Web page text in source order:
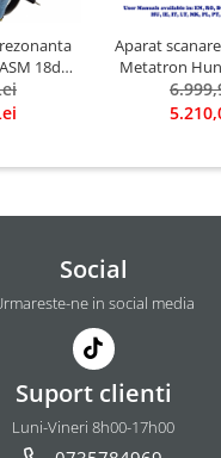
18d
2026,
Aparat
Metatron
Social
ne in social media
Suport clienti
Luni-Vineri 8h00-17h00